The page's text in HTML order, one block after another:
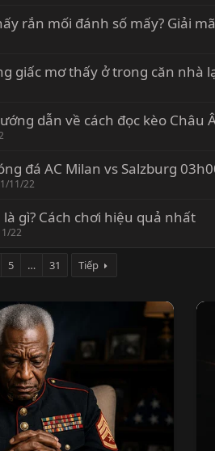
rắn mối đánh số mấy? Giải
giấc mơ thấy ở trong căn nhà
dẫn về cách đọc kèo Châu
đá AC Milan vs Salzburg
1/11/22
gì? Cách chơi hiệu quả nhất
22
5 … 31 Tiếp